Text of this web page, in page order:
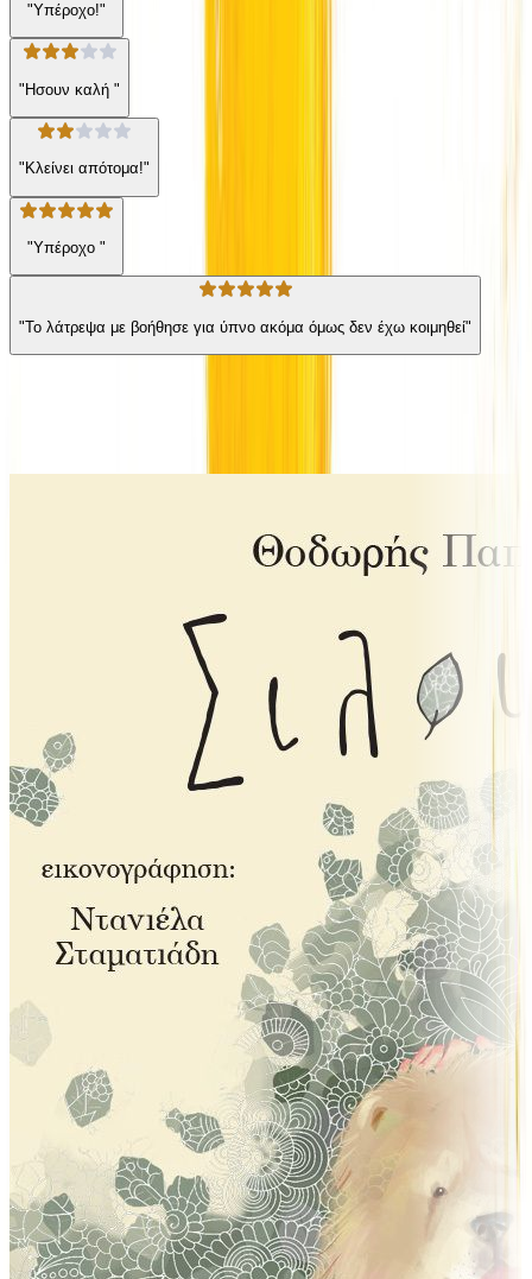
"Υπέροχο!"
"Ησουν καλή "
"Κλείνει απότομα!"
"Υπέροχο "
"Το λάτρεψα με βοήθησε για ύπνο ακόμα όμως δεν έχω κοιμηθεί"